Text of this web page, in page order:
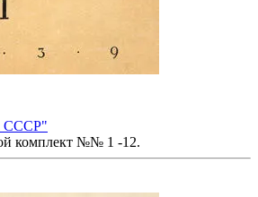
СССР"
комплект №№ 1 -12.